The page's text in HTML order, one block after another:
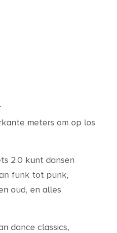
meters om op los
2.0 kunt dansen
funk tot punk,
oud, en alles
dance classics,